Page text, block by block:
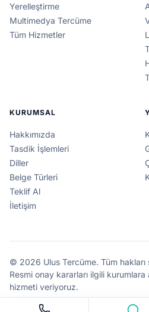
Yerelleştirme
Multimedya Tercüme
Tüm Hizmetler
KURUMSAL
Hakkımızda
Tasdik İşlemleri
Diller
Belge Türleri
Teklif Al
İletişim
© 2026 Ulus Tercüme. Tüm hakları
Resmi onay kararları ilgili
hizmeti veriyoruz.